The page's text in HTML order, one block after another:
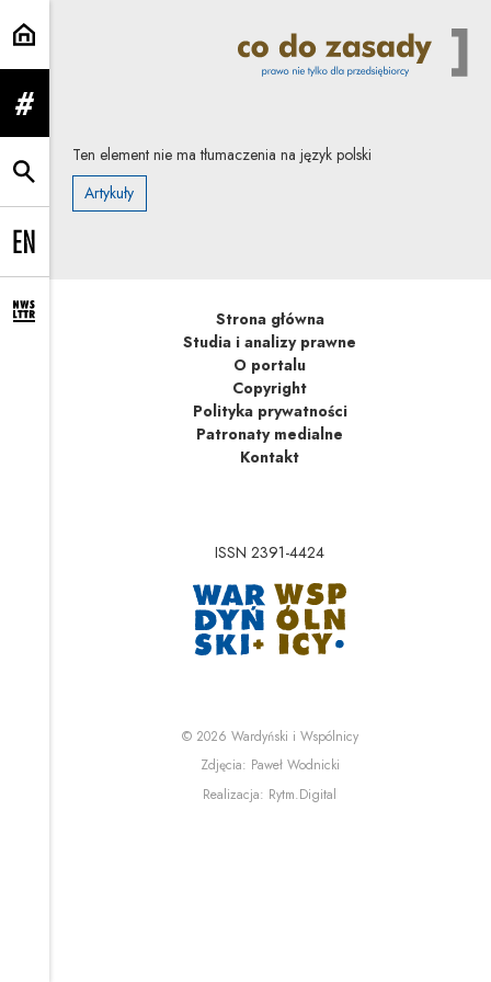
| Co do zasady
rozwiń menu
rozwiń wyszukiwarkę
Change language to EN
rozwiń formularz zapisu na newsletter
Ten element nie ma tłumaczenia na język polski
Artykuły
Strona główna
Studia i analizy prawne
O portalu
Copyright
Polityka prywatności
Patronaty medialne
Kontakt
ISSN 2391-4424
Uwaga, link zostanie
© 2026 Wardyński i WspólnicyUwaga, link zostanie
Zdjęcia: Paweł WodnickiUwaga, link zostanie
Realizacja: Rytm.Digital